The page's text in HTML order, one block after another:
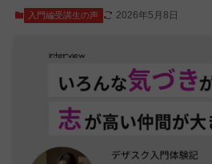
入門編受講生の声 2026年5月8日